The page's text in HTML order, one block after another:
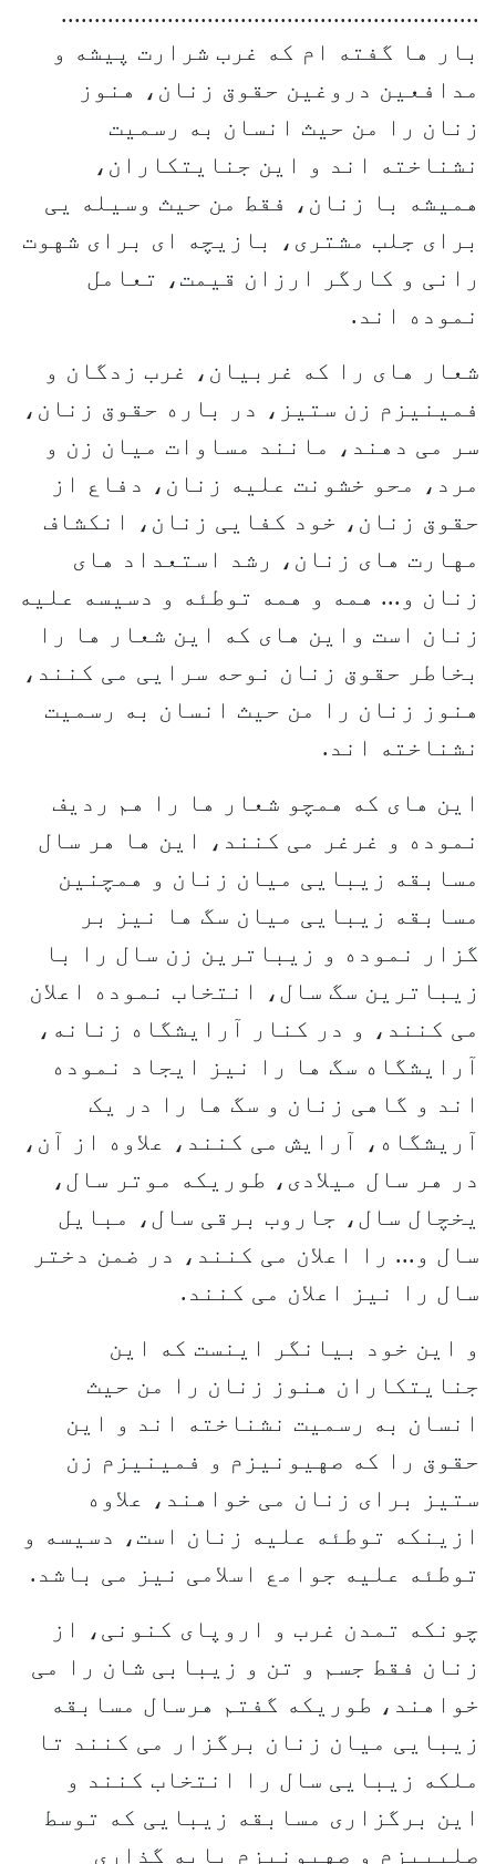
...............................................................
بار ها گفته ام که غرب شرارت پیشه و
مدافعین دروغین حقوق زنان، هنوز
زنان را من حیث انسان به رسمیت
نشناخته اند و این جنایتکاران،
همیشه با زنان، فقط من حیث وسیله یی
برای جلب مشتری، بازیچه ای برای شهوت
رانی و کارگر ارزان قیمت، تعامل
نموده اند.
شعار های را که غربیان، غرب زدگان و
فمینیزم زن ستیز، در باره حقوق زنان،
سر می دهند، مانند مساوات میان زن و
مرد، محو خشونت علیه زنان، دفاع از
حقوق زنان، خود کفایی زنان، انکشاف
مهارت های زنان، رشد استعداد های
زنان و... همه و همه توطئه و دسیسه علیه
زنان است واین های که این شعار ها را
بخاطر حقوق زنان نوحه سرایی می کنند،
هنوز زنان را من حیث انسان به رسمیت
نشناخته اند.
این های که همچو شعار ها را هم ردیف
نموده و غرغر می کنند، این ها هر سال
مسابقه زیبایی میان زنان و همچنین
مسابقه زیبایی میان سگ ها نیز بر
گزار نموده و زیباترین زن سال را با
زیباترین سگ سال، انتخاب نموده اعلان
می کنند، و در کنار آرایشگاه زنانه،
آرایشگاه سگ ها را نیز ایجاد نموده
اند و گاهی زنان و سگ ها را در یک
آریشگاه، آرایش می کنند، علاوه از آن،
در هر سال میلادی، طوریکه موتر سال،
یخچال سال، جاروب برقی سال، مبایل
سال و... را اعلان می کنند، در ضمن دختر
سال را نیز اعلان می کنند.
و این خود بیانگر اینست که این
جنایتکاران هنوز زنان را من حیث
انسان به رسمیت نشناخته اند و این
حقوق را که صهیونیزم و فمینیزم زن
ستیز برای زنان می خواهند، علاوه
ازینکه توطئه علیه زنان است، دسیسه و
توطئه علیه جوامع اسلامی نیز می باشد.
چونکه تمدن غرب و اروپای کنونی، از
زنان فقط جسم و تن و زیبابی شان را می
خواهند، طوریکه گفتم هرسال مسابقه
زیبایی میان زنان برگزار می کنند تا
ملکه زیبایی سال را انتخاب کنند و
این برگزاری مسابقه زیبایی که توسط
صلیبیزم و صهیونیزم پایه گذاری